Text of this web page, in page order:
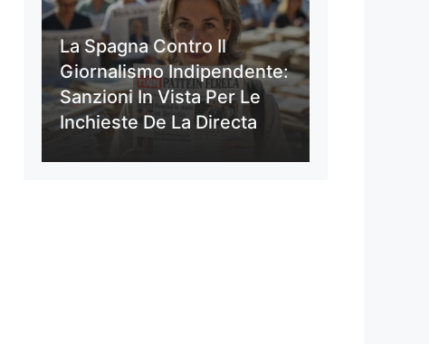
La Spagna Contro Il
Giornalismo Indipendente:
Sanzioni In Vista Per Le
Inchieste De La Directa